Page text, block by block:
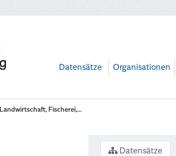
Datensätze Organisationen
Landwirtschaft, Fischerei,...
Datensätze